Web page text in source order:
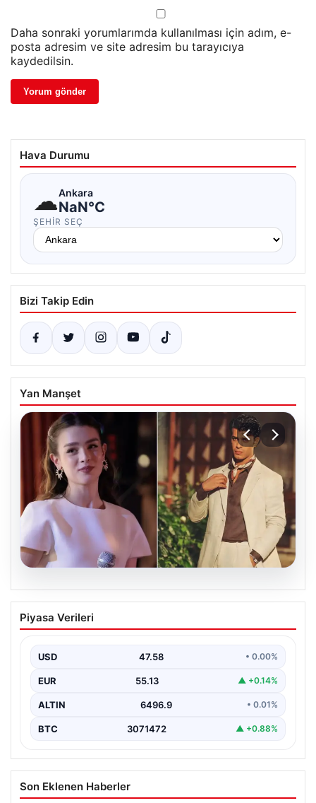
Daha sonraki yorumlarımda kullanılması için adım, e-
posta adresim ve site adresim bu tarayıcıya
kaydedilsin.
Hava Durumu
☁Ankara
NaN°C
ŞEHIR SEÇ
Bizi Takip Edin
Yan Manşet
‘Yeraltı’ dizisinde şok olay! Babası suç
duyurusunda bulundu: ‘Kızımla reşit
Piyasa Verileri
USD 47.58 • 0.00%
EUR 55.13 ▲ +0.14%
ALTIN 6496.9 • 0.01%
BTC 3071472 ▲ +0.88%
Son Eklenen Haberler